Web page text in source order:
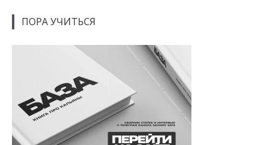
ПОРА УЧИТЬСЯ